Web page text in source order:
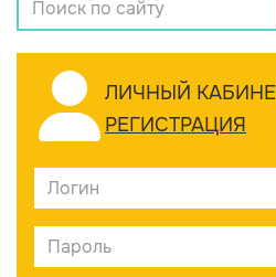
ЛИЧНЫЙ
РЕГИСТРАЦИЯ